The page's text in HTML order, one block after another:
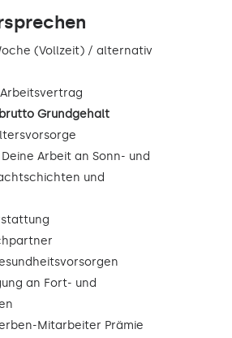
(Vollzeit) / alternativ
brutto Grundgehalt
Arbeit an Sonn- und
und
an Fort- und
Mitarbeiter Prämie